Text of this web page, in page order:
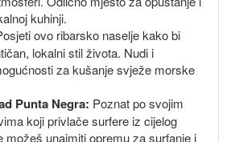
kuhinji.
ovo ribarsko naselje kako bi
lokalni stil života. Nudi i
za kušanje svježe morske
Punta Negra: Poznat po svojim
koji privlače surfere iz cijelog
možeš unajmiti opremu za surfanje i